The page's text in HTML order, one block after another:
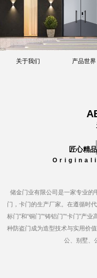
关于我们 产品世界
匠心精
储金门业有限公司是一家专业的
门，卡门的生产厂家。在遵循时
标门”和“铜门”“铸铝门”“卡门”产
种防盗门成为造型技术与实用价
公、别墅、